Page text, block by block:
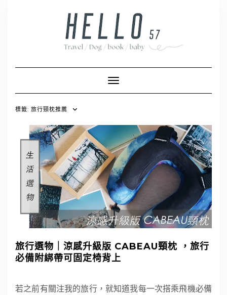
Toggle Navigation
標籤: 旅行頸枕推薦
旅行選物｜涼感升級版 CABEAU頸枕 ，旅行
必備附綁帶可固定椅背上
若之前有關注我的旅行，就知道我每一次搭乘飛機必備